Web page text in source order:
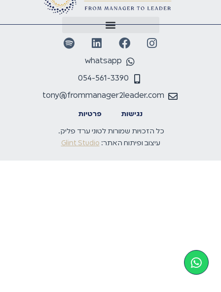
whatsapp
054-561-3390
tony@frommanager2leader.com
נגישות פרטיות
כל הזכויות שמורות לטוני ערד פליק.
עיצוב ופיתוח האתר: Glint Studio